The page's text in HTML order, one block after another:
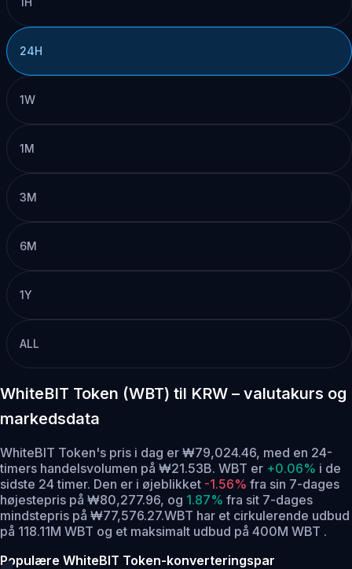
24H
1W
1M
3M
6M
1Y
ALL
WhiteBIT Token (WBT) til KRW – valutakurs og
markedsdata
WhiteBIT Token's pris i dag er ₩79,024.46, med en 24-
timers handelsvolumen på ₩21.53B. WBT er +0.06% i de
sidste 24 timer. Den er i øjeblikket -1.56% fra sin 7-dages
højestepris på ₩80,277.96, og 1.87% fra sit 7-dages
mindstepris på ₩77,576.27.WBT har et cirkulerende udbud
på 118.11M WBT og et maksimalt udbud på 400M WBT .
Populære WhiteBIT Token-konverteringspar